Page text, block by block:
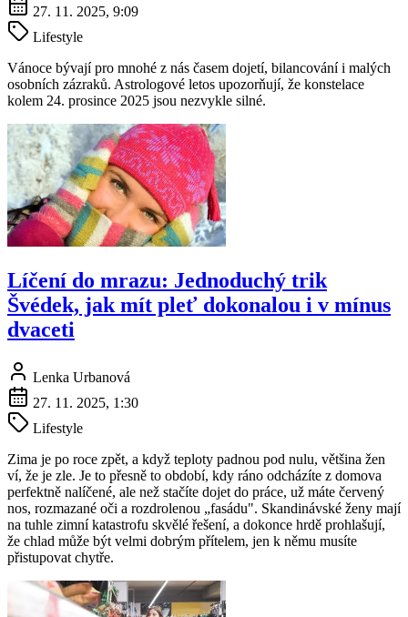
27. 11. 2025, 9:09
Lifestyle
Vánoce bývají pro mnohé z nás časem dojetí, bilancování i malých
osobních zázraků. Astrologové letos upozorňují, že konstelace
kolem 24. prosince 2025 jsou nezvykle silné.
Líčení do mrazu: Jednoduchý trik
Švédek, jak mít pleť dokonalou i v mínus
dvaceti
Lenka Urbanová
27. 11. 2025, 1:30
Lifestyle
Zima je po roce zpět, a když teploty padnou pod nulu, většina žen
ví, že je zle. Je to přesně to období, kdy ráno odcházíte z domova
perfektně nalíčené, ale než stačíte dojet do práce, už máte červený
nos, rozmazané oči a rozdrolenou „fasádu". Skandinávské ženy mají
na tuhle zimní katastrofu skvělé řešení, a dokonce hrdě prohlašují,
že chlad může být velmi dobrým přítelem, jen k němu musíte
přistupovat chytře.